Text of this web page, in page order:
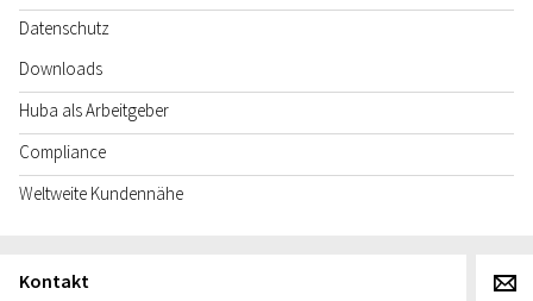
Datenschutz
Downloads
Huba als Arbeitgeber
Compliance
Weltweite Kundennähe
Kontakt g